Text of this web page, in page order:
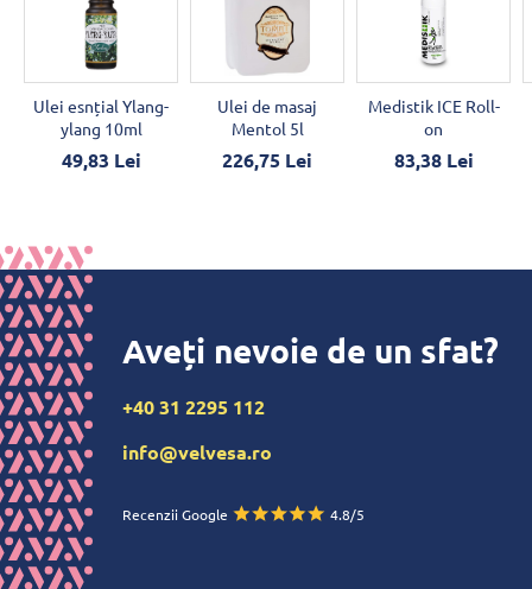
Ulei esnțial Ylang-
ylang 10ml
49,83 Lei
Ulei de masaj
Mentol 5l
226,75 Lei
Medistik ICE Roll-
on
83,38 Lei
Aveți nevoie de un sfat?
+40 31 2295 112
info@velvesa.ro
Recenzii Google 4.8/5